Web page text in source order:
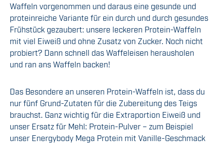
Waffeln vorgenommen und daraus eine gesunde und
proteinreiche Variante für ein durch und durch gesundes
Frühstück gezaubert: unsere leckeren Protein-Waffeln
mit viel Eiweiß und ohne Zusatz von Zucker. Noch nicht
probiert? Dann schnell das Waffeleisen herausholen
und ran ans Waffeln backen!
Das Besondere an unseren Protein-Waffeln ist, dass du
nur fünf Grund-Zutaten für die Zubereitung des Teigs
brauchst. Ganz wichtig für die Extraportion Eiweiß und
unser Ersatz für Mehl: Protein-Pulver – zum Beispiel
unser Energybody Mega Protein mit Vanille-Geschmack